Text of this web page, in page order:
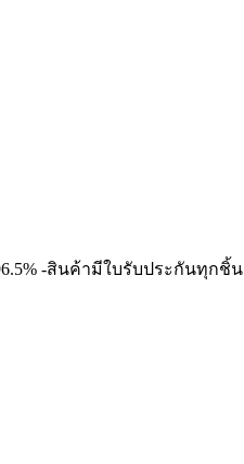
-สินค้ามีใบรับประกันทุกชิ้น